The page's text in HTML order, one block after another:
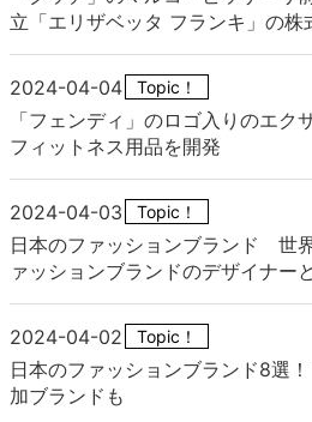
立「エリザベッタ フランキ」の
2024-04-04 Topic！
「フェンディ」のロゴ入りのエク
フィットネス用品を開発
2024-04-03 Topic！
日本のファッションブランド 世
ァッションブランドのデザイナー
2024-04-02 Topic！
日本のファッションブランド8選
加ブランドも